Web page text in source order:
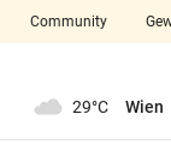
closeSchließen
Community
29°C Wien